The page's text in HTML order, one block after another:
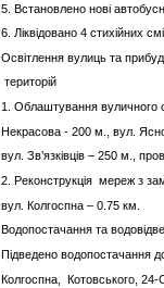
5. Встановлено нові
6. Ліквідовано 4 стихійних
Освітлення вулиць та
територій
1. Облаштування вуличного
Некрасова - 200 м., вул.
вул. Зв’язківців – 250 м.,
2. Реконструкція мереж з
вул. Колгоспна – 0.75 км.
Водопостачання та
Підведено водопостачання
Колгоспна, Котовського,